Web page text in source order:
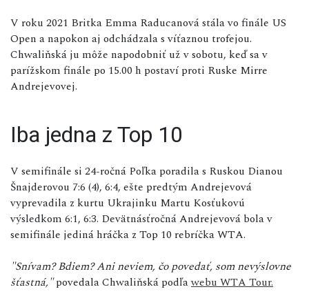
V roku 2021 Britka Emma Raducanová stála vo finále US
Open a napokon aj odchádzala s víťaznou trofejou.
Chwaliňská ju môže napodobniť už v sobotu, keď sa v
parížskom finále po 15.00 h postaví proti Ruske Mirre
Andrejevovej.
Iba jedna z Top 10
V semifinále si 24-ročná Poľka poradila s Ruskou Dianou
Šnajderovou 7:6 (4), 6:4, ešte predtým Andrejevová
vyprevadila z kurtu Ukrajinku Martu Kosťukovú
výsledkom 6:1, 6:3. Devätnásťročná Andrejevová bola v
semifinále jediná hráčka z Top 10 rebríčka WTA.
"Snívam? Bdiem? Ani neviem, čo povedať, som nevýslovne
šťastná,"povedala Chwaliňská podľawebu WTA Tour.